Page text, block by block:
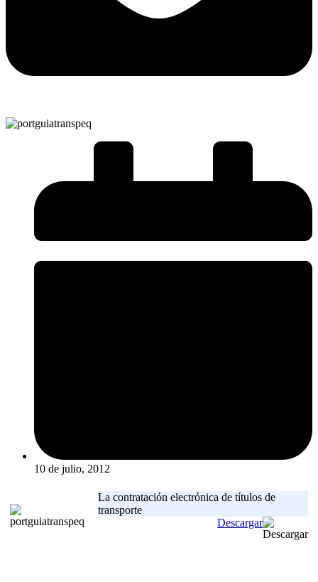
10 de julio, 2012
La contratación electrónica de títulos de
transporte
Descargar